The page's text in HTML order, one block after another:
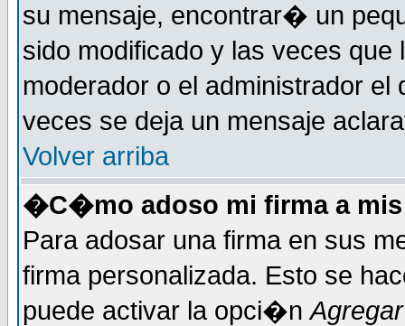
su mensaje, encontrar� un
sido modificado y las veces
moderador o el administrador
veces se deja un mensaje
Volver arriba
�C�mo adoso mi firma a mis
Para adosar una firma en sus
firma personalizada. Esto se
puede activar la opci�n